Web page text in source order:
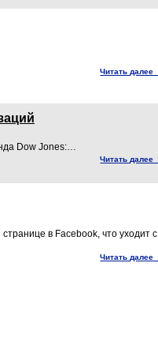
Читать далее
Dow Jones:…
Читать далее
в Facebook, что уходит с
Читать далее